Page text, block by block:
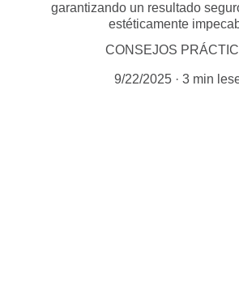
garantizando un resultado
estéticamente
CONSEJOS
9/22/2025 3 min